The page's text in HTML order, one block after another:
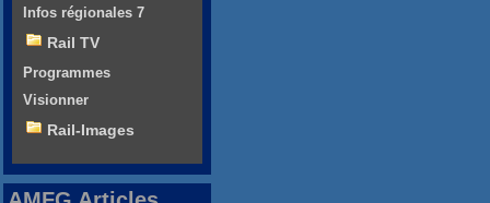
Infos régionales 7
Rail TV
Programmes
Visionner
Rail-Images